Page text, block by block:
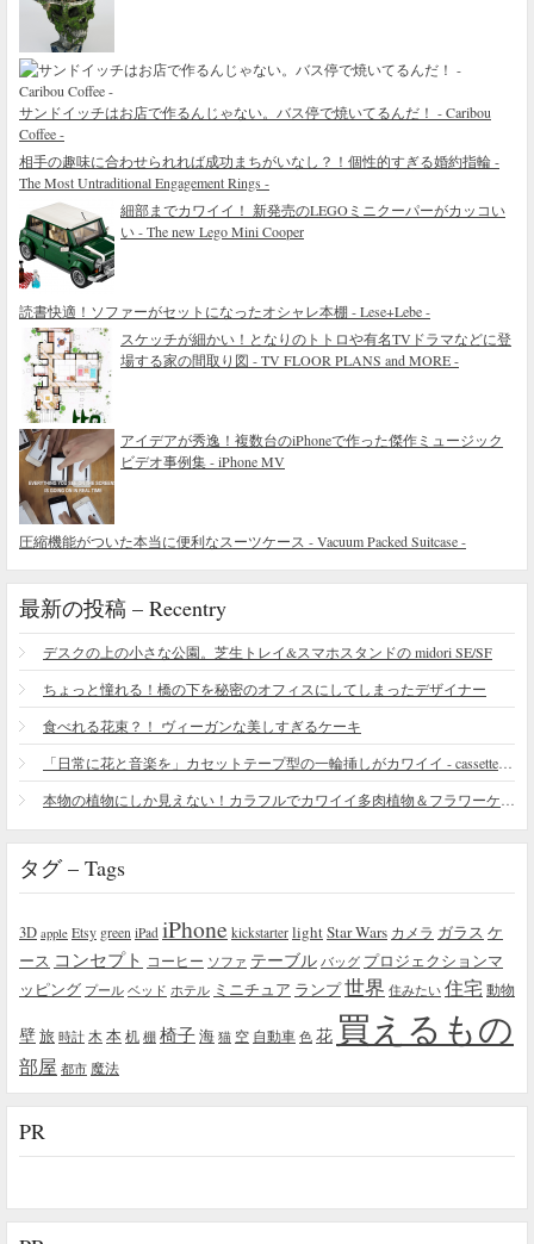
サンドイッチはお店で作るんじゃない。バス停で焼いてるんだ！ - Caribou
Coffee -
相手の趣味に合わせられれば成功まちがいなし？！個性的すぎる婚約指輪 -
The Most Untraditional Engagement Rings -
細部までカワイイ！ 新発売のLEGOミニクーパーがカッコい
い - The new Lego Mini Cooper
読書快適！ソファーがセットになったオシャレ本棚 - Lese+Lebe -
スケッチが細かい！となりのトトロや有名TVドラマなどに登
場する家の間取り図 - TV FLOOR PLANS and MORE -
アイデアが秀逸！複数台のiPhoneで作った傑作ミュージック
ビデオ事例集 - iPhone MV
圧縮機能がついた本当に便利なスーツケース - Vacuum Packed Suitcase -
最新の投稿 – Recentry
デスクの上の小さな公園。芝生トレイ&スマホスタンドの midori SE/SF
ちょっと憧れる！橋の下を秘密のオフィスにしてしまったデザイナー
食べれる花束？！ ヴィーガンな美しすぎるケーキ
タグ – Tags
3D apple Etsy green iPad iPhone kickstarter lightStar Wars カメラ ガラス ケ
ース コンセプト コーヒー ソファ テーブル バッグ プロジェクションマ
ッピング プール ベッド ホテル ミニチュア ランプ世界 住みたい 住宅 動物
壁旅 時計 木 本机 棚 椅子海 猫 空 自動車 色 花 買えるもの
部屋 都市 魔法
PR